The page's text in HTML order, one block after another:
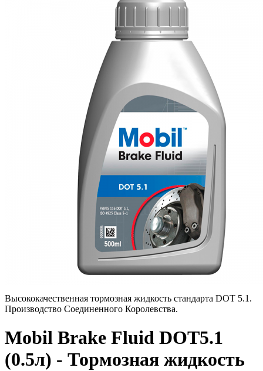
Высококачественная тормозная жидкость стандарта DOT 5.1.
Производство Соединенного Королевства.
Mobil Brake Fluid DOT5.1
(0.5л) - Тормозная жидкость